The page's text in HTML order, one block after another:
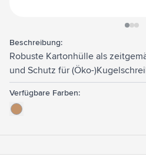
Beschreibung:
Robuste Kartonhülle als
und Schutz für (Öko-
und Druckbleistifte. Geeignet für
Verfügbare Farben: